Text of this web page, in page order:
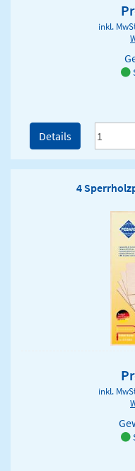
inkl.
Details
4
inkl.